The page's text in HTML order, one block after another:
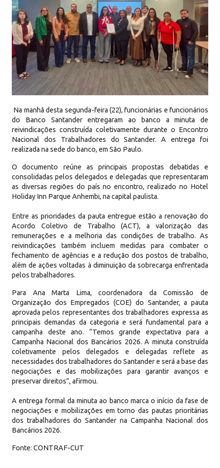
Na manhã desta segunda-feira (22), funcionárias e funcionários
do Banco Santander entregaram ao banco a minuta de
reivindicações construída coletivamente durante o Encontro
Nacional dos Trabalhadores do Santander. A entrega foi
realizada na sede do banco, em São Paulo.
O documento reúne as principais propostas debatidas e
consolidadas pelos delegados e delegadas que representaram
as diversas regiões do país no encontro, realizado no Hotel
Holiday Inn Parque Anhembi, na capital paulista.
Entre as prioridades da pauta entregue estão a renovação do
Acordo Coletivo de Trabalho (ACT), a valorização das
remunerações e a melhoria das condições de trabalho. As
reivindicações também incluem medidas para combater o
fechamento de agências e a redução dos postos de trabalho,
além de ações voltadas à diminuição da sobrecarga enfrentada
pelos trabalhadores.
Para Ana Marta Lima, coordenadora da Comissão de
Organização dos Empregados (COE) do Santander, a pauta
aprovada pelos representantes dos trabalhadores expressa as
principais demandas da categoria e será fundamental para a
campanha deste ano. “Temos grande expectativa para a
Campanha Nacional dos Bancários 2026. A minuta construída
coletivamente pelos delegados e delegadas reflete as
necessidades dos trabalhadores do Santander e será a base das
negociações e das mobilizações para garantir avanços e
preservar direitos”, afirmou.
A entrega formal da minuta ao banco marca o início da fase de
negociações e mobilizações em torno das pautas prioritárias
dos trabalhadores do Santander na Campanha Nacional dos
Bancários 2026.
Fonte: CONTRAF-CUT